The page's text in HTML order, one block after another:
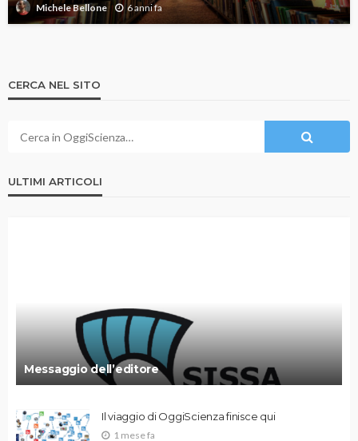
Michele Bellone 6 anni fa
CERCA NEL SITO
ULTIMI ARTICOLI
Messaggio dell’editore
Il viaggio di OggiScienza finisce qui
1 mese fa